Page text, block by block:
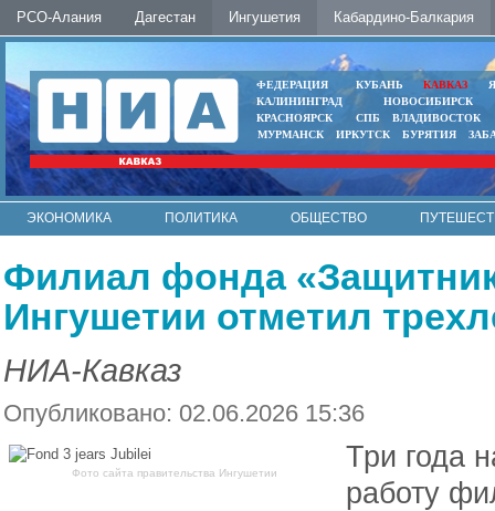
РСО-Алания Дагестан Ингушетия Кабардино-Балкария
ФЕДЕРАЦИЯ КУБАНЬ КАВКАЗ
КАЛИНИНГРАД
НОВОСИБИРСК
КРАСНОЯРСК
СПБ
ВЛАДИВОСТОК
МУРМАНСК
ИРКУТСК БУРЯТИЯ
ЭКОНОМИКА ПОЛИТИКА ОБЩЕСТВО
Филиал фонда
Ингушетии отметил
НИА-Кавказ
Опубликовано: 02.06.2026 15:36
Фото сайта правительства Ингушетии
Три года
работу